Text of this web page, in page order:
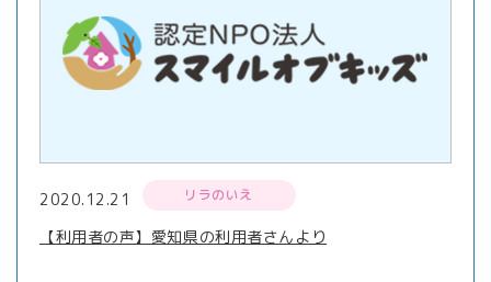
2020.12.21 リラのいえ
【利用者の声】愛知県の利用者さんより